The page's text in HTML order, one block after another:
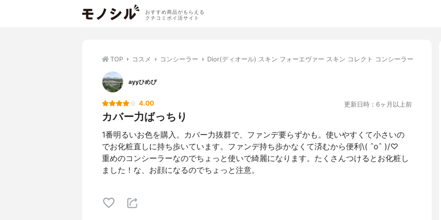
おすすめ商品がもらえる
クチコミポイ活サイト
TOP コスメ コンシーラー Dior(ディオール) スキン フォーエヴァー スキン コレクト コンシーラー
ayyひめぴ
4.00 更新日時：6ヶ月以上前
カバー力ばっちり
1番明るいお色を購入。カバー力抜群で、ファンデ要らずかも。使いやすくて小さいの
でお化粧直しに持ち歩いています。ファンデ持ち歩かなくて済むから便利\( ˆoˆ )/♡
重めのコンシーラーなのでちょっと使いで綺麗になります。たくさんつけるとお化粧し
ました！な、お顔になるのでちょっと注意。